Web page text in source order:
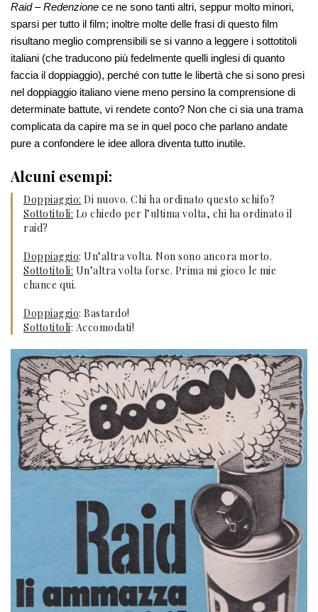
Raid – Redenzione ce ne sono tanti altri, seppur molto minori,
sparsi per tutto il film; inoltre molte delle frasi di questo film
risultano meglio comprensibili se si vanno a leggere i sottotitoli
italiani (che traducono più fedelmente quelli inglesi di quanto
faccia il doppiaggio), perché con tutte le libertà che si sono presi
nel doppiaggio italiano viene meno persino la comprensione di
determinate battute, vi rendete conto? Non che ci sia una trama
complicata da capire ma se in quel poco che parlano andate
pure a confondere le idee allora diventa tutto inutile.
Alcuni esempi:
Doppiaggio: Di nuovo. Chi ha ordinato questo schifo?
Sottotitoli: Lo chiedo per l’ultima volta, chi ha ordinato il
raid?
Doppiaggio: Un’altra volta. Non sono ancora morto.
Sottotitoli: Un’altra volta forse. Prima mi gioco le mie
chance qui.
Doppiaggio: Bastardo!
Sottotitoli: Accomodati!